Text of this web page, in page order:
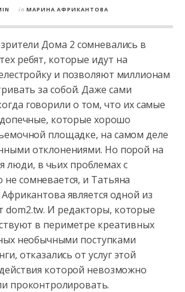
in МАРИНА АФРИКАНТОВА
Дома 2 сомневались в
ребят, которые идут на
и позволяют миллионам
за собой. Даже сами
говорили о том, что их самые
которые хорошо
площадке, на самом деле
отклонениями. Но порой на
люди, в чьих проблемах с
не сомневается, и Татьяна
является одной из
dom2.tw. И редакторы, которые
в периметре креативных
необычными поступками
отказались от услуг этой
которой невозможно
проконтролировать.